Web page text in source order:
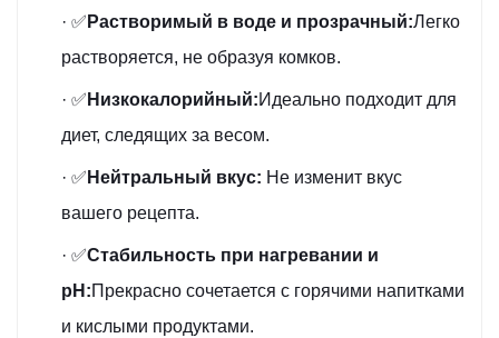
· ✅ Растворимый в воде и прозрачный:Легко
растворяется, не образуя комков.
· ✅ Низкокалорийный:Идеально подходит для
диет, следящих за весом.
· ✅ Нейтральный вкус: Не изменит вкус
вашего рецепта.
· ✅Стабильность при нагревании и
pH:Прекрасно сочетается с горячими напитками
и кислыми продуктами.